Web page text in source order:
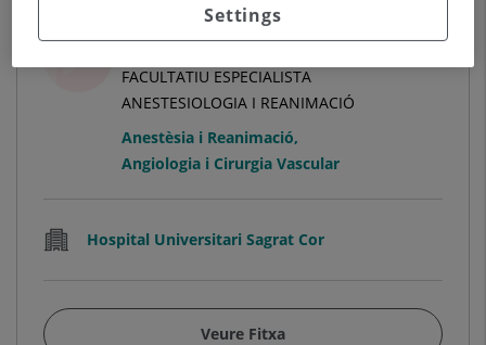
Danilo Perseu
FACULTATIU ESPECIALISTA
ANESTESIOLOGIA I REANIMACIÓ
Anestèsia i Reanimació,
Angiologia i Cirurgia Vascular
Hospital Universitari Sagrat Cor
Veure Fitxa
Settings